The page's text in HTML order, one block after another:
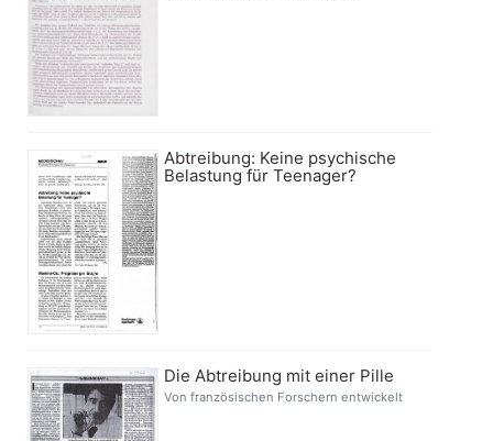
Abtreibung: Keine psychische
Belastung für Teenager?
Die Abtreibung mit einer Pille
Von französischen Forschern entwickelt